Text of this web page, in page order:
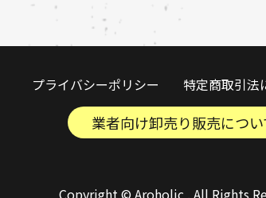
プライバシーポリシー 特定商取引法
業者向け卸売り販売につい